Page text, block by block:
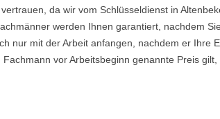
da wir vom Schlüsseldienst in
werden Ihnen garantiert, nachdem
nur mit der Arbeit anfangen, nachdem er
vor Arbeitsbeginn genannte Preis gilt,